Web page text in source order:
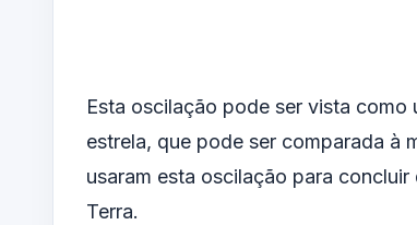
Esta oscilação pode ser vista
estrela, que pode ser comparada à
usaram esta oscilação para
Terra.